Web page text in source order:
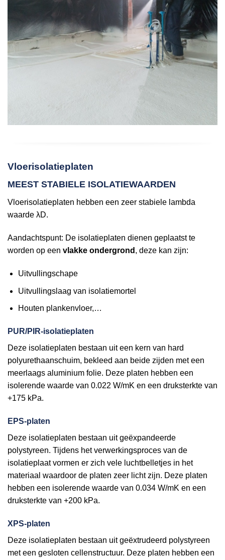
Vloerisolatieplaten
MEEST STABIELE ISOLATIEWAARDEN
Vloerisolatieplaten hebben een zeer stabiele lambda
waarde λD.
Aandachtspunt: De isolatieplaten dienen geplaatst te
worden op een vlakke ondergrond , deze kan zijn:
Uitvullingschape
Uitvullingslaag van isolatiemortel
Houten plankenvloer,…
PUR/PIR-isolatieplaten
Deze isolatieplaten bestaan uit een kern van hard
polyurethaanschuim, bekleed aan beide zijden met een
meerlaags aluminium folie. Deze platen hebben een
isolerende waarde van 0.022 W/mK en een druksterkte van
+175 kPa.
EPS-platen
Deze isolatieplaten bestaan uit geëxpandeerde
polystyreen. Tijdens het verwerkingsproces van de
isolatieplaat vormen er zich vele luchtbelletjes in het
materiaal waardoor de platen zeer licht zijn. Deze platen
hebben een isolerende waarde van 0.034 W/mK en een
druksterkte van +200 kPa.
XPS-platen
Deze isolatieplaten bestaan uit geëxtrudeerd polystyreen
met een gesloten cellenstructuur. Deze platen hebben een